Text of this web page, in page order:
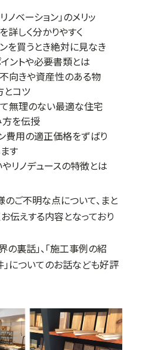
ノベーション」のメリッ
を詳しく分かりやすく
を買うとき絶対に見なき
ントや必要書類とは
向きや資産性のある物
とコツ
無理のない最適な住宅
方を伝授
費用の適正価格をずばり
す
リノデュースの特徴とは
のご不明な点について、まと
伝えする内容となっており
の裏話」、「施工事例の紹
」についてのお話なども好評